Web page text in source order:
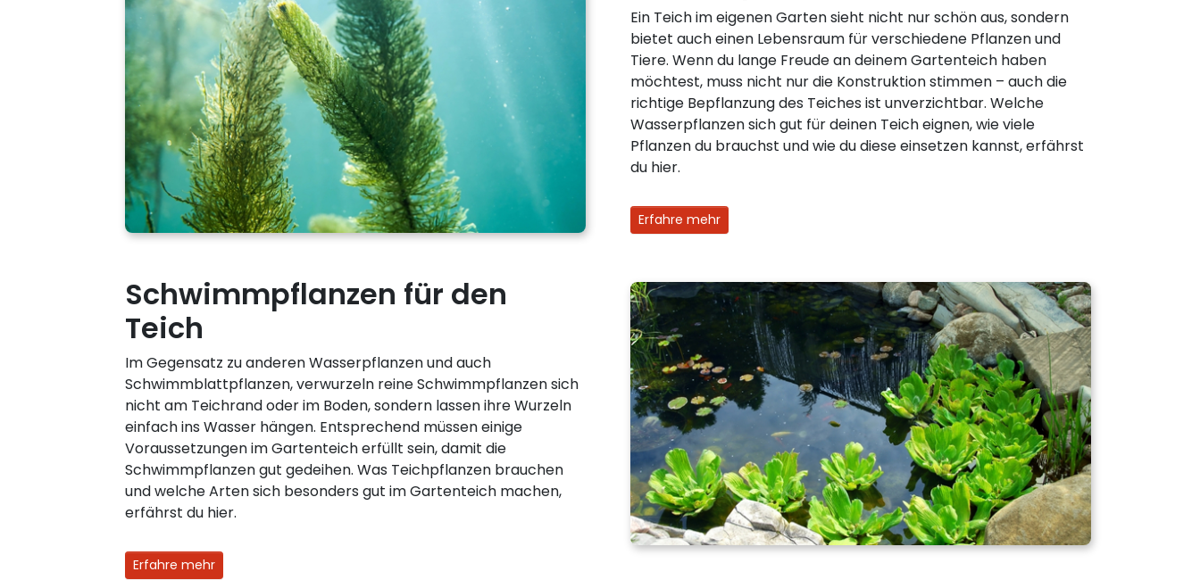
Ein Teich im eigenen Garten sieht nicht nur schön aus, sondern
bietet auch einen Lebensraum für verschiedene Pflanzen und
Tiere. Wenn du lange Freude an deinem Gartenteich haben
möchtest, muss nicht nur die Konstruktion stimmen – auch die
richtige Bepflanzung des Teiches ist unverzichtbar. Welche
Wasserpflanzen sich gut für deinen Teich eignen, wie viele
Pflanzen du brauchst und wie du diese einsetzen kannst, erfährst
du hier.
Erfahre mehr
Schwimmpflanzen für den
Teich
Im Gegensatz zu anderen Wasserpflanzen und auch
Schwimmblattpflanzen, verwurzeln reine Schwimmpflanzen sich
nicht am Teichrand oder im Boden, sondern lassen ihre Wurzeln
einfach ins Wasser hängen. Entsprechend müssen einige
Voraussetzungen im Gartenteich erfüllt sein, damit die
Schwimmpflanzen gut gedeihen. Was Teichpflanzen brauchen
und welche Arten sich besonders gut im Gartenteich machen,
erfährst du hier.
Erfahre mehr